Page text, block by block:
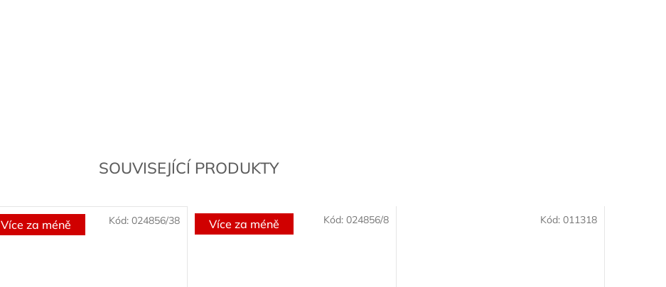
SOUVISEJÍCÍ PRODUKTY
Více za méně Kód: 024856/38 Více za méně Kód: 024856/8 Kód: 011318